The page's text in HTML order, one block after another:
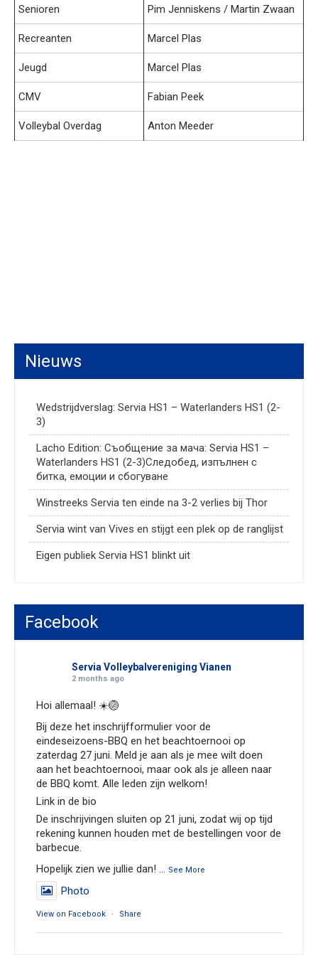
Senioren Pim Jenniskens / Martin Zwaan
Recreanten Marcel Plas
Jeugd Marcel Plas
CMV Fabian Peek
Volleybal Overdag Anton Meeder
Nieuws
Wedstrijdverslag: Servia HS1 – Waterlanders HS1 (2-
3)
Lacho Edition: Съобщение за мача: Servia HS1 –
Waterlanders HS1 (2-3)Следобед, изпълнен с
битка, емоции и сбогуване
Winstreeks Servia ten einde na 3-2 verlies bij Thor
Servia wint van Vives en stijgt een plek op de ranglijst
Eigen publiek Servia HS1 blinkt uit
Facebook
Servia Volleybalvereniging Vianen
2 months ago
Hoi allemaal! ☀️🏐
Bij deze het inschrijfformulier voor de
eindeseizoens-BBQ en het beachtoernooi op
zaterdag 27 juni. Meld je aan als je mee wilt doen
aan het beachtoernooi, maar ook als je alleen naar
de BBQ komt. Alle leden zijn welkom!
Link in de bio
De inschrijvingen sluiten op 21 juni, zodat wij op tijd
rekening kunnen houden met de bestellingen voor de
barbecue.
Hopelijk zien we jullie dan! ... See More
Photo
View on Facebook · Share